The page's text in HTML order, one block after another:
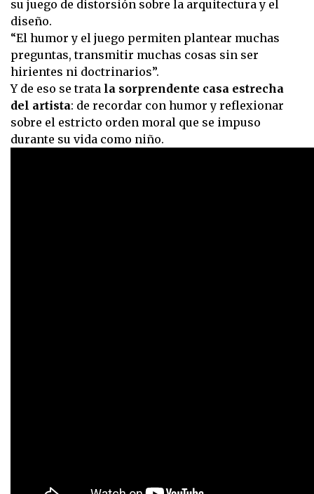
su juego de distorsión sobre la arquitectura y el
diseño.
“El humor y el juego permiten plantear muchas
preguntas, transmitir muchas cosas sin ser
hirientes ni doctrinarios”.
Y de eso se trata la sorprendente casa estrecha
del artista: de recordar con humor y reflexionar
sobre el estricto orden moral que se impuso
durante su vida como niño.